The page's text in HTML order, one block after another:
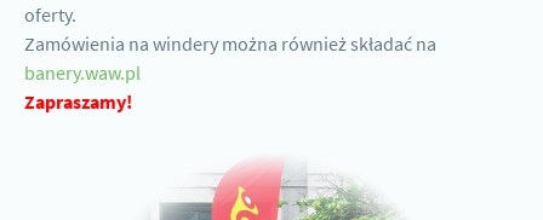
oferty.
Zamówienia na windery można również składać na
banery.waw.pl
Zapraszamy!